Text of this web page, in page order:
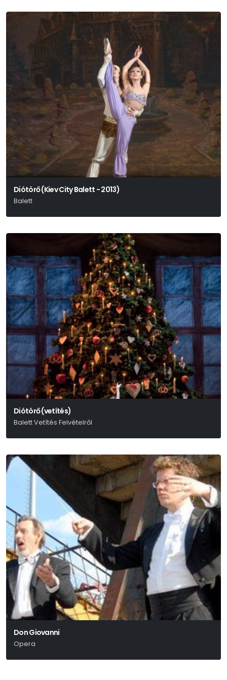
Diótörő (Kiev City Balett - 2013)
Balett
Diótörő (vetítés)
Balett Vetítés Felvételről
Don Giovanni
Opera